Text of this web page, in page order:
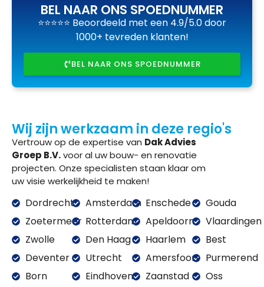
BEL NAAR ONS SPOEDNUMMER
⭐⭐⭐⭐⭐ Beoordeeld met een 4.9/5.0 door
1000+ tevreden klanten!
BEL NAAR ONS SPOEDNUMMER
Wij zijn werkzaam in deze regio's
Vertrouw op de expertise van Dak Advies
Groep B.V.voor al uw bouw- en renovatie
projecten. Onze specialisten staan klaar om
uw visie werkelijkheid te maken!
Dordrecht
Zoetermeer
Zwolle
Deventer
Born
Amsterdam
Rotterdam
Den Haag
Utrecht
Eindhoven
Enschede
Apeldoorn
Haarlem
Amersfoort
Zaanstad
Gouda
Vlaardingen
Best
Purmerend
Oss